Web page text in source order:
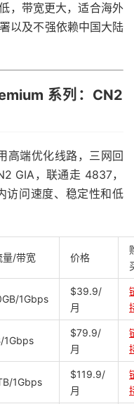
，带宽更大，适合海外
以及不强依赖中国大陆
系列：CN2
高端优化线路，三网回
GIA，联通走 4837，
访问速度、稳定性和低
量/带宽 价格
1Gbps
$39.9/
月
1Gbps
$79.9/
月
1Gbps
$119.9/
月